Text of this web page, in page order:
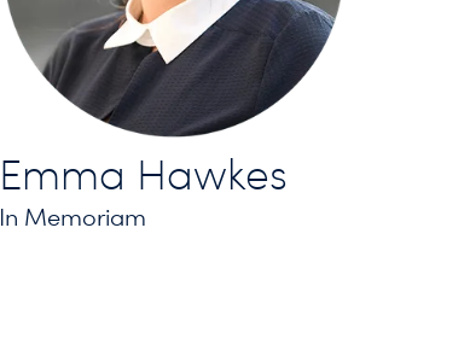
Emma Hawkes
In Memoriam